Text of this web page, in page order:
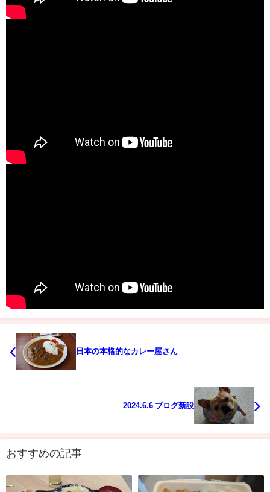
日本の本格的なカレー屋さん
2024.6.6 ブログ新設
おすすめの記事